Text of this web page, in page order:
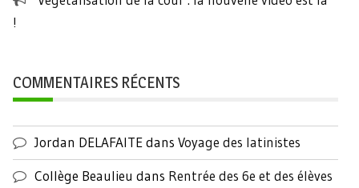
!
COMMENTAIRES RÉCENTS
Jordan DELAFAITEdans Voyage des latinistes
Collège Beaulieu dans Rentrée des 6e et des élèves